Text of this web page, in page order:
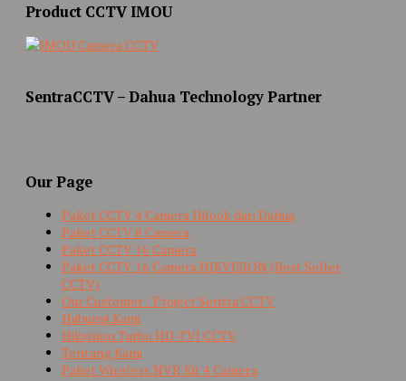
Product CCTV IMOU
SentraCCTV – Dahua Technology Partner
Our Page
Paket CCTV 4 Camera Hilook dan Dahua
Paket CCTV 8 Camera
Paket CCTV 16 Camera
Paket CCTV 16 Camera HIKVISION (Best Seller
CCTV)
Our Customer / Project Sentra CCTV
Hubungi Kami
Hikvision Turbo HD-TVI CCTV
Tentang Kami
Paket Wireless NVR Kit 4 Camera